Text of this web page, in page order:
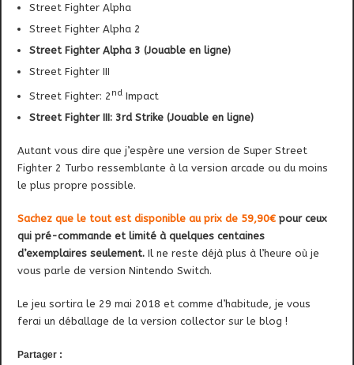
Street Fighter Alpha
Street Fighter Alpha 2
Street Fighter Alpha 3 (Jouable en ligne)
Street Fighter III
Street Fighter: 2 nd Impact
Street Fighter III: 3rd Strike (Jouable en ligne)
Autant vous dire que j’espère une version de Super Street
Fighter 2 Turbo ressemblante à la version arcade ou du moins
le plus propre possible.
Sachez que le tout est disponible au prix de 59,90€ pour ceux
qui pré-commande et limité à quelques centaines
d’exemplaires seulement. Il ne reste déjà plus à l’heure où je
vous parle de version Nintendo Switch.
Le jeu sortira le 29 mai 2018 et comme d’habitude, je vous
ferai un déballage de la version collector sur le blog !
Partager :